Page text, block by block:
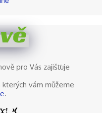
pro Vás zajišťuje
vám můžeme
.